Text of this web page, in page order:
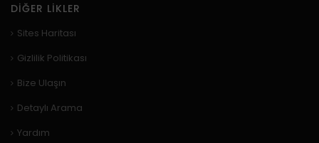
DIĞER LIKLER
Sites Haritası
Gizlilik Politikası
Bize Ulaşın
Detaylı Arama
Yardım